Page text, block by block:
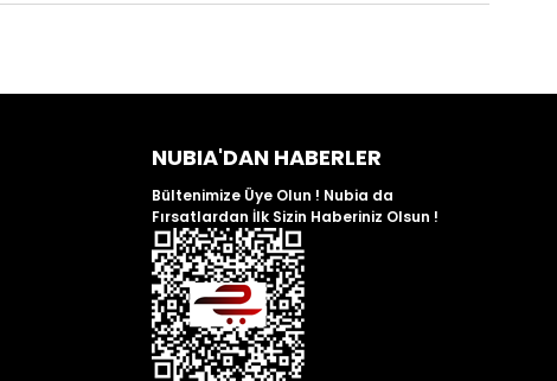
NUBIA'DAN HABERLER
Bültenimize Üye Olun ! Nubia da
Fırsatlardan İlk Sizin Haberiniz Olsun !